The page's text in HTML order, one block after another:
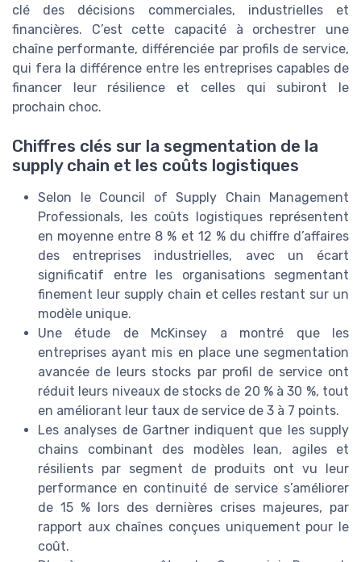
clé des décisions commerciales, industrielles et
financières. C’est cette capacité à orchestrer une
chaîne performante, différenciée par profils de service,
qui fera la différence entre les entreprises capables de
financer leur résilience et celles qui subiront le
prochain choc.
Chiffres clés sur la segmentation de la
supply chain et les coûts logistiques
Selon le Council of Supply Chain Management
Professionals, les coûts logistiques représentent
en moyenne entre 8 % et 12 % du chiffre d’affaires
des entreprises industrielles, avec un écart
significatif entre les organisations segmentant
finement leur supply chain et celles restant sur un
modèle unique.
Une étude de McKinsey a montré que les
entreprises ayant mis en place une segmentation
avancée de leurs stocks par profil de service ont
réduit leurs niveaux de stocks de 20 % à 30 %, tout
en améliorant leur taux de service de 3 à 7 points.
Les analyses de Gartner indiquent que les supply
chains combinant des modèles lean, agiles et
résilients par segment de produits ont vu leur
performance en continuité de service s’améliorer
de 15 % lors des dernières crises majeures, par
rapport aux chaînes conçues uniquement pour le
coût.